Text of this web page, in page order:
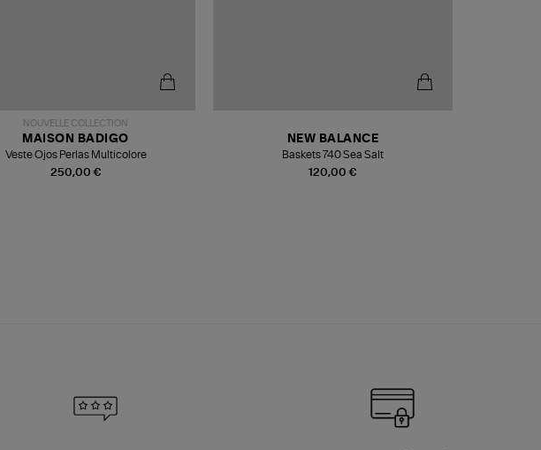
NOUVELLE COLLECTION
250,00 €
MAISON BADIGO
Veste Ojos Perlas Multicolore
120,00 €
NEW BALANCE
Baskets 740 Sea Salt